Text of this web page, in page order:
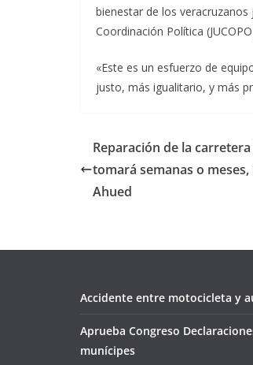
bienestar de los
Coordinación Política
«Este es un esfuerzo de
justo, más igualitario, y más
Reparación de la
tomará semanas o
Ahued
Accidente entre motocicleta y
Aprueba Congreso
munícipes